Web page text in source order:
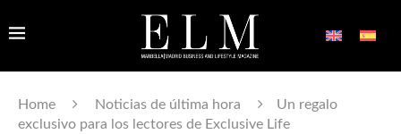
Home Noticias de última hora
Un regalo
exclusivo para los lectores de Exclusive Life